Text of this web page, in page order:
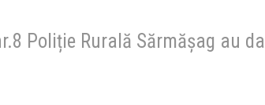
Poliție Rurală Sărmășag au